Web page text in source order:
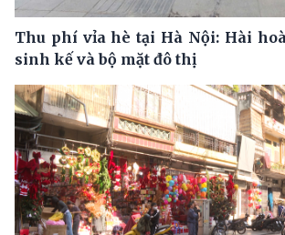
Thu phí vỉa hè tại Hà Nội: Hài
sinh kế và bộ mặt đô thị